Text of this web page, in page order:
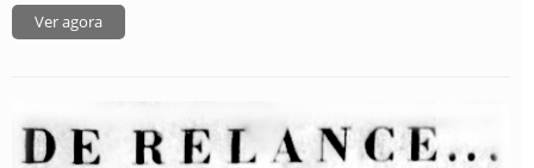
Ver agora